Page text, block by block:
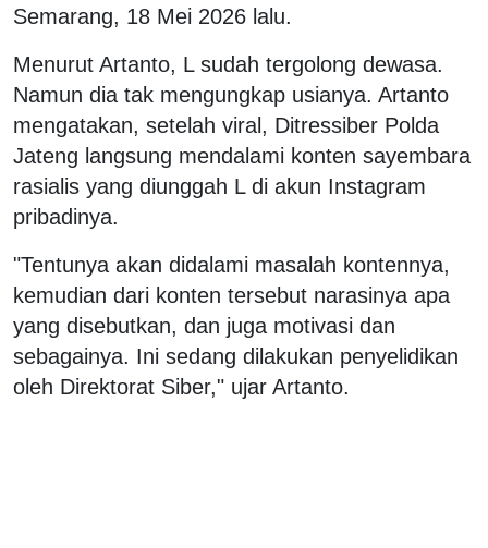
Semarang, 18 Mei 2026 lalu.
Menurut Artanto, L sudah tergolong dewasa.
Namun dia tak mengungkap usianya. Artanto
mengatakan, setelah viral, Ditressiber Polda
Jateng langsung mendalami konten sayembara
rasialis yang diunggah L di akun Instagram
pribadinya.
"Tentunya akan didalami masalah kontennya,
kemudian dari konten tersebut narasinya apa
yang disebutkan, dan juga motivasi dan
sebagainya. Ini sedang dilakukan penyelidikan
oleh Direktorat Siber," ujar Artanto.